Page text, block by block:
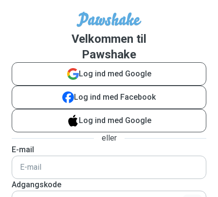
Velkommen til
Pawshake
Log ind med Google
Log ind med Facebook
Log ind med Google
eller
E-mail
Adgangskode